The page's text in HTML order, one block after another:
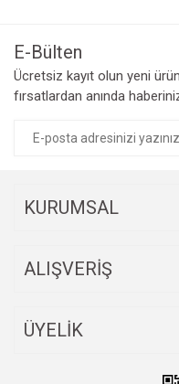
İlk defa Holanda'da
Hollanda'ya gitmek
efsane peynir
Yorum Yaz
E-Bülten
Ücretsiz kayıt olun yeni
fırsatlardan anında
KURUMSAL
ALIŞVERİŞ
ÜYELİK